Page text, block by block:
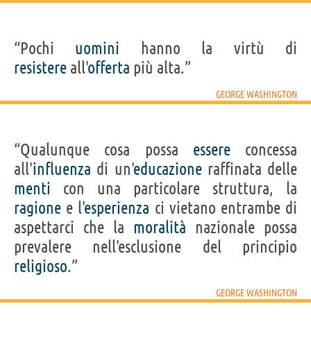
“Pochi uomini hanno la virtù di
resistere all'offerta più alta.”
GEORGE WASHINGTON
“Qualunque cosa possa essereconcessa
all'influenza di un'educazioneraffinata delle
menti con una particolare struttura, la
ragione e l'esperienza ci vietano entrambe di
aspettarci che la moralità nazionale possa
prevalere nell'esclusione del principio
religioso.”
GEORGE WASHINGTON